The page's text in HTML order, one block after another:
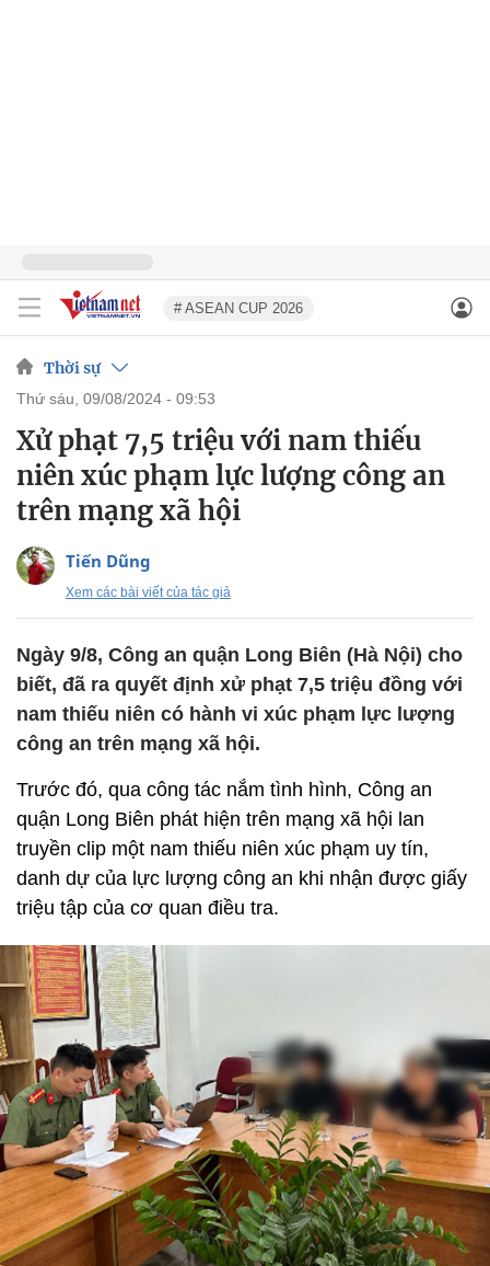
# ASEAN CUP 2026
Thời sự
thứ sáu, 09/08/2024 - 09:53
Xử phạt 7,5 triệu với nam thiếu
niên xúc phạm lực lượng công an
trên mạng xã hội
Tiến Dũng
Xem các bài viết của tác giả
Ngày 9/8, Công an quận Long Biên (Hà Nội) cho
biết, đã ra quyết định xử phạt 7,5 triệu đồng với
nam thiếu niên có hành vi xúc phạm lực lượng
công an trên mạng xã hội.
Trước đó, qua công tác nắm tình hình, Công an
quận Long Biên phát hiện trên mạng xã hội lan
truyền clip một nam thiếu niên xúc phạm uy tín,
danh dự của lực lượng công an khi nhận được giấy
triệu tập của cơ quan điều tra.